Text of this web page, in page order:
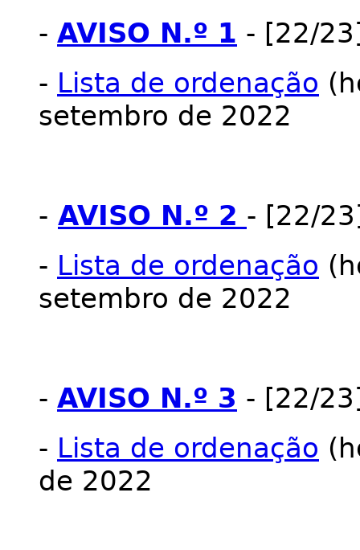
- AVISO N.º 1 - [22/
- Lista de ordenação
setembro de 2022
- AVISO N.º 2 - [22/
- Lista de ordenação
setembro de 2022
- AVISO N.º 3 - [22/
- Lista de ordenação
de 2022